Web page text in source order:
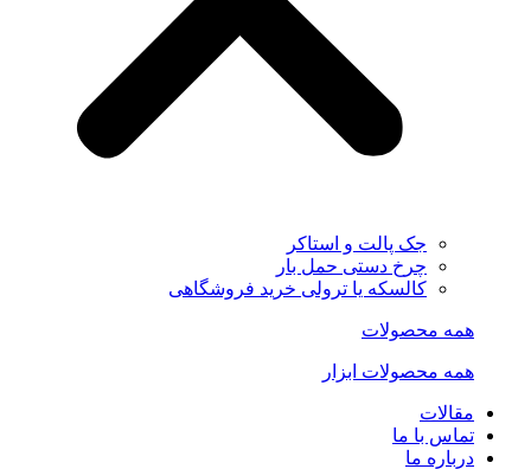
جک پالت و استاکر
چرخ دستی حمل بار
کالسکه یا ترولی خرید فروشگاهی
همه محصولات
همه محصولات ابزار
مقالات
تماس با ما
درباره ما